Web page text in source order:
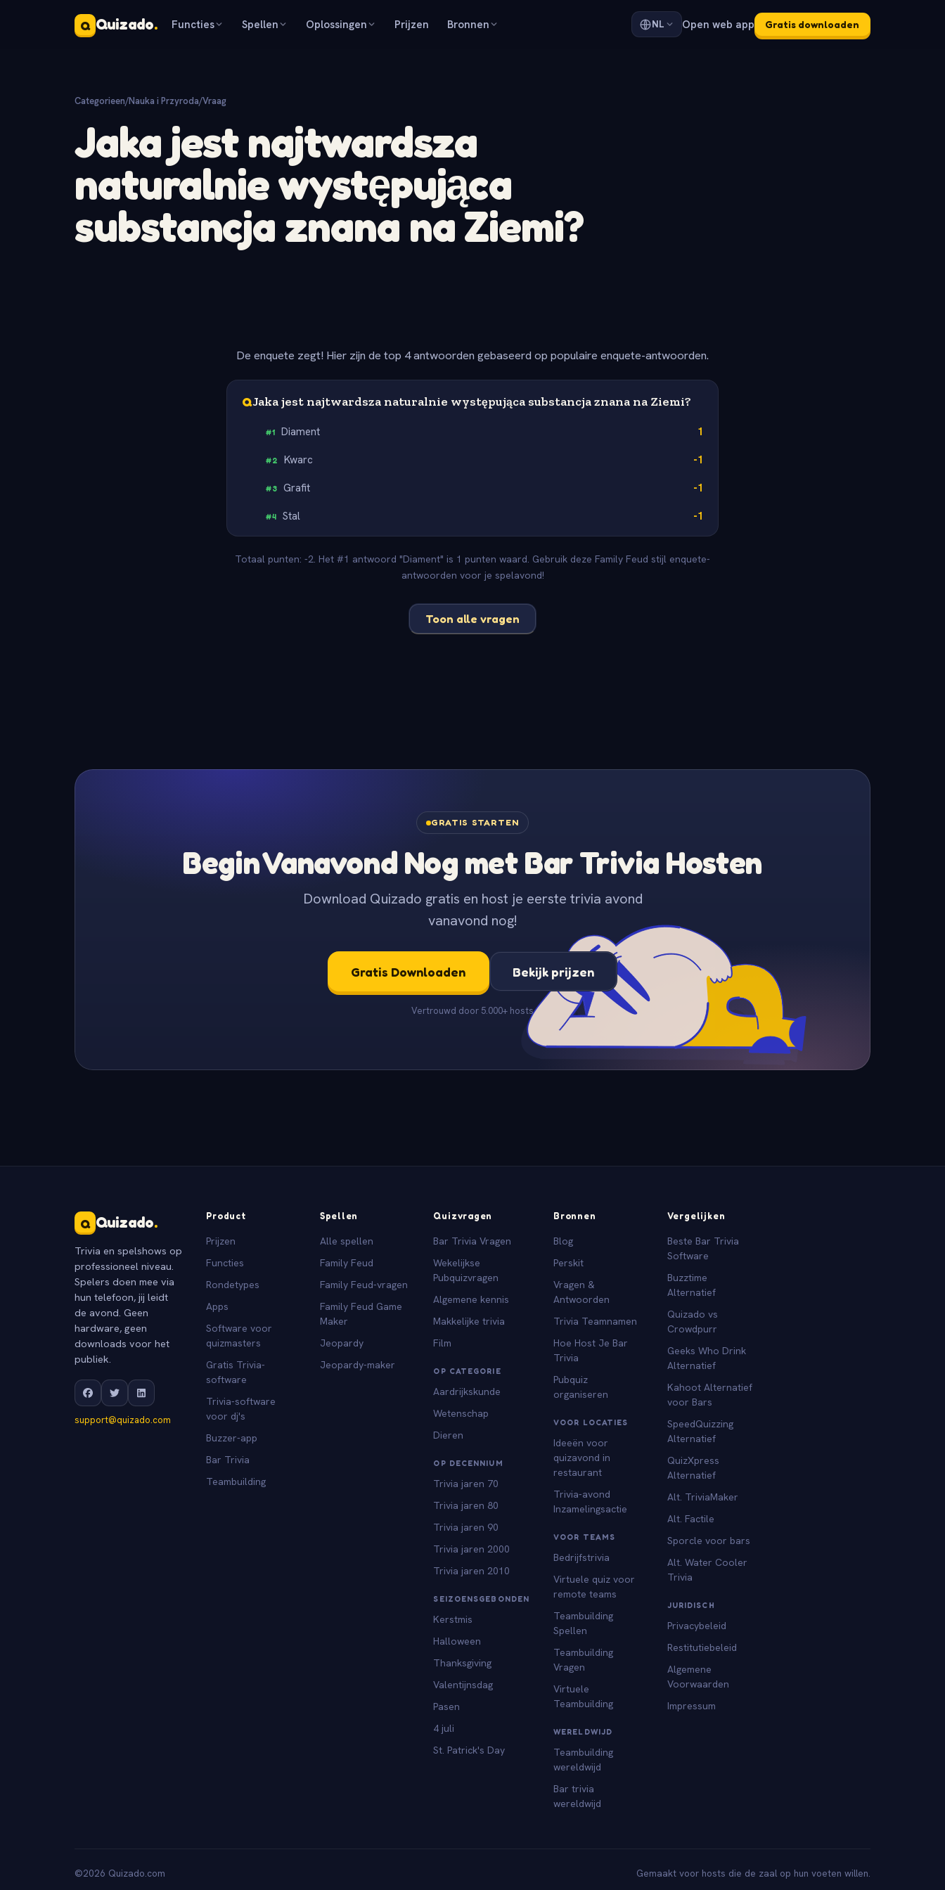
Q Quizado. Functies Spellen Oplossingen Prijzen Bronnen NL Open web app Gratis downloaden
Categorieen/Nauka i Przyroda/Vraag
Jaka jest najtwardsza
naturalnie występująca
substancja znana na Ziemi?
De enquete zegt! Hier zijn de top 4 antwoorden gebaseerd op populaire enquete-antwoorden.
QJaka jest najtwardsza naturalnie występująca substancja znana na Ziemi?
#1 Diament 1
#2 Kwarc -1
#3 Grafit -1
#4 Stal -1
Totaal punten: -2. Het #1 antwoord "Diament" is 1 punten waard. Gebruik deze Family Feud stijl enquete-
antwoorden voor je spelavond!
Toon alle vragen
GRATIS STARTEN
Begin Vanavond Nog met Bar Trivia Hosten
Download Quizado gratis en host je eerste trivia avond
vanavond nog!
Gratis Downloaden Bekijk prijzen
Vertrouwd door 5.000+ hosts
Q Quizado.
Trivia en spelshows op
professioneel niveau.
Spelers doen mee via
hun telefoon, jij leidt
de avond. Geen
hardware, geen
downloads voor het
publiek.
support@quizado.com
Product
Prijzen
Functies
Rondetypes
Apps
Software voor
quizmasters
Gratis Trivia-
software
Trivia-software
voor dj's
Buzzer-app
Bar Trivia
Teambuilding
Spellen
Alle spellen
Family Feud
Family Feud-vragen
Family Feud Game
Maker
Jeopardy
Jeopardy-maker
Quizvragen
Bar Trivia Vragen
Wekelijkse
Pubquizvragen
Algemene kennis
Makkelijke trivia
Film
OP CATEGORIE
Aardrijkskunde
Wetenschap
Dieren
OP DECENNIUM
Trivia jaren 70
Trivia jaren 80
Trivia jaren 90
Trivia jaren 2000
Trivia jaren 2010
SEIZOENSGEBONDEN
Kerstmis
Halloween
Thanksgiving
Valentijnsdag
Pasen
4 juli
St. Patrick's Day
Bronnen
Blog
Perskit
Vragen &
Antwoorden
Trivia Teamnamen
Hoe Host Je Bar
Trivia
Pubquiz
organiseren
VOOR LOCATIES
Ideeën voor
quizavond in
restaurant
Trivia-avond
Inzamelingsactie
VOOR TEAMS
Bedrijfstrivia
Virtuele quiz voor
remote teams
Teambuilding
Spellen
Teambuilding
Vragen
Virtuele
Teambuilding
WERELDWIJD
Teambuilding
wereldwijd
Bar trivia
wereldwijd
Vergelijken
Beste Bar Trivia
Software
Buzztime
Alternatief
Quizado vs
Crowdpurr
Geeks Who Drink
Alternatief
Kahoot Alternatief
voor Bars
SpeedQuizzing
Alternatief
QuizXpress
Alternatief
Alt. TriviaMaker
Alt. Factile
Sporcle voor bars
Alt. Water Cooler
Trivia
JURIDISCH
Privacybeleid
Restitutiebeleid
Algemene
Voorwaarden
Impressum
©2026 Quizado.com Gemaakt voor hosts die de zaal op hun voeten willen.